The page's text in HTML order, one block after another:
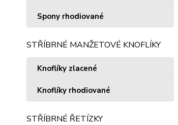
Spony rhodiované
STŘÍBRNÉ MANŽETOVÉ KNOFLÍKY
Knoflíky zlacené
Knoflíky rhodiované
STŘÍBRNÉ ŘETÍZKY